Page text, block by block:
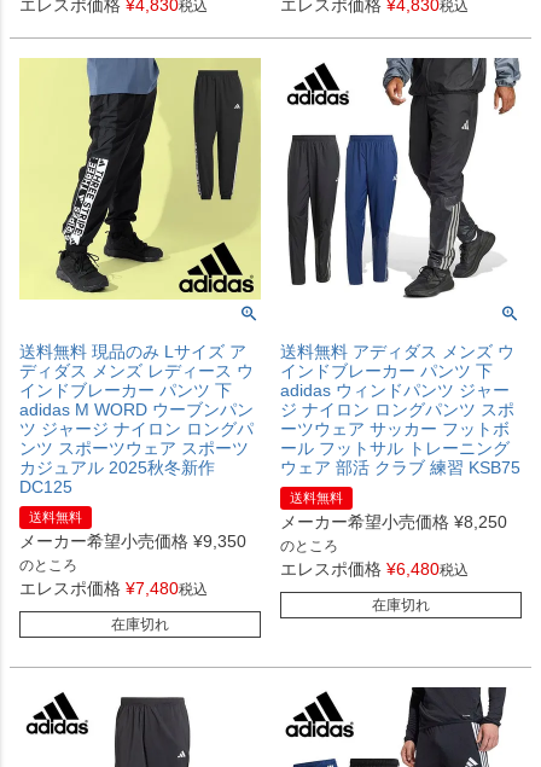
エレスポ価格 ¥4,830税込 エレスポ価格 ¥4,830税込
送料無料 現品のみ Lサイズ ア
ディダス メンズ レディース ウ
インドブレーカー パンツ 下
adidas M WORD ウーブンパン
ツ ジャージ ナイロン ロングパ
ンツ スポーツウェア スポーツ
カジュアル 2025秋冬新作
DC125
送料無料
メーカー希望小売価格 ¥9,350
のところ
エレスポ価格 ¥7,480税込
在庫切れ
送料無料 アディダス メンズ ウ
インドブレーカー パンツ 下
adidas ウィンドパンツ ジャー
ジ ナイロン ロングパンツ スポ
ーツウェア サッカー フットボ
ール フットサル トレーニング
ウェア 部活 クラブ 練習 KSB75
送料無料
メーカー希望小売価格 ¥8,250
のところ
エレスポ価格 ¥6,480税込
在庫切れ